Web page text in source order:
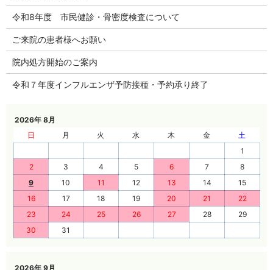
令和8年度 市民健診・骨密度検査について
ご来院の患者様へお願い
院内処方開始のご案内
令和７年度インフルエンザ予防接種・予約承り終了
2026年 8月
日
月 火 水 木 金
土
1
2
3 4 5 6 7
8
9
10 11 12 13 14
15
16
17 18 19 20 21
22
23
24 25 26 27 28
29
30
31
2026年 9月